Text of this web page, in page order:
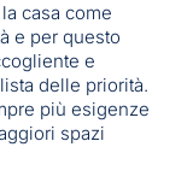
casa come
e per questo
e
delle priorità.
più esigenze
spazi